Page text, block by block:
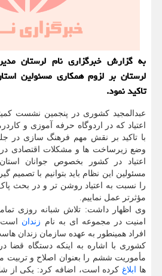
به گزارش خبرگزاری نام لرستان
لرستان بر لزوم همکاری مسئولین
تاکید نمود.
عبدالمجید کشوری در پنجمین نشست
اعتیاد که در اردوگاه حرفه آموزی و
با تاکید بر نقش مهم فرهنگ سازی در
وضع زیرساخت ها و مشکلات اقتصادی در
اعتیاد در کشور بخصوص جوانان
مسئولین این نظام باید بتوانیم با
را نسبت به اعتیاد روشن تر و در بحث
مؤثرتر عمل نماییم.
وی اظهار داشت: تلاش شبانه روزی
امنیت در مجموعه ای به نام زندان است
افراد همینطور به عهده سازمان زندان
کشوری با اشاره به اینکه دستگاه قضا
مأموریت ششم را بعنوان اصلاح و تربیت
ها ابلاغ کرده است، اضافه کرد: یکی از